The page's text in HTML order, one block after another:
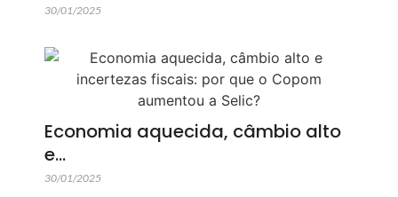
30/01/2025
Economia aquecida, câmbio alto
e…
30/01/2025